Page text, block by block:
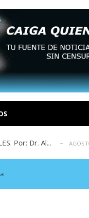
en... AGOSTO 7, 2026
AGOSTO 6, 2026
Por: Dr. Al...
AGOSTO 7, 2026
en... AGOSTO 7, 2026
AGOSTO 6, 2026